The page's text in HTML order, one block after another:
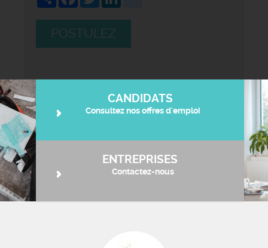
POSTULEZ
CANDIDATS
Consultez nos offres d'emploi
ENTREPRISES
Contactez-nous